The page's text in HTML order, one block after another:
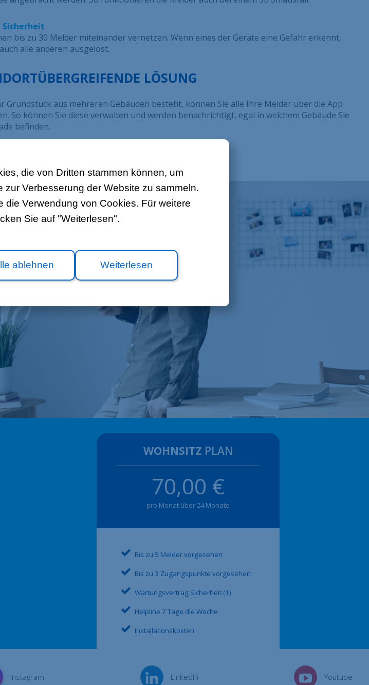
die von Dritten stammen können, um
Verbesserung der Website zu sammeln.
die Verwendung von Cookies. Für weitere
Sie auf "Weiterlesen".
ablehnen Weiterlesen
Sicherheit
bis zu 30 Melder miteinander vernetzen. Wenn eines der Geräte eine Gefahr erkennt,
alle anderen ausgelöst.
LÖSUNG
Grundstück aus mehreren Gebäuden besteht, können Sie alle Ihre Melder über die App
So können Sie diese verwalten und werden benachrichtigt, egal in welchem Gebäude Sie
befinden.
WOHNSITZ PLAN
70,00 €
pro Monat über 24 Monate
Bis zu 5 Melder vorgesehen
Bis zu 3 Zugangspunkte vorgesehen
Wartungsvertrag Sicherheit (1)
Helpline 7 Tage die Woche
Installationskosten
Instagram LinkedIn Youtube